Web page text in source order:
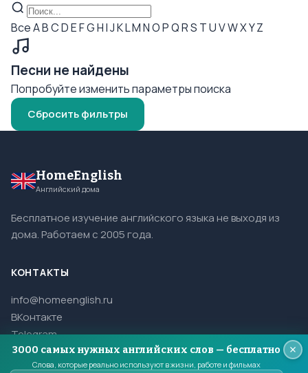
ВсеABCDEFGHIJKLMNOPQRS TUVWXYZ
Песни не найдены
Попробуйте изменить параметры поиска
Сбросить фильтры
HomeEnglish
Английский дома
Бесплатное изучение английского языка не выходя из
дома. Работаем с 2005 года.
КОНТАКТЫ
info@homeenglish.ru
ВКонтакте
Telegram
3000 самых нужных английских слов — бесплатно
Слова, которые реально используют в жизни, работе и фильмах